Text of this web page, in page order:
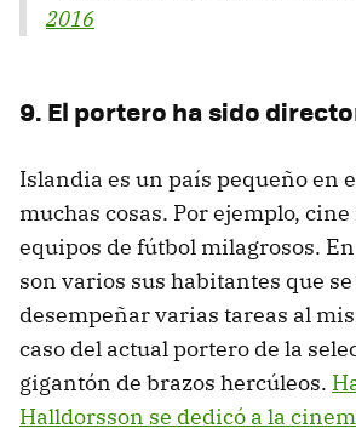
2016
9. El portero ha sido
Islandia es un país pequeño en
muchas cosas. Por ejemplo,
equipos de fútbol milagrosos.
son varios sus habitantes que
desempeñar varias tareas al
caso del actual portero de la
gigantón de brazos hercúleos.
Halldorsson se dedicó a la